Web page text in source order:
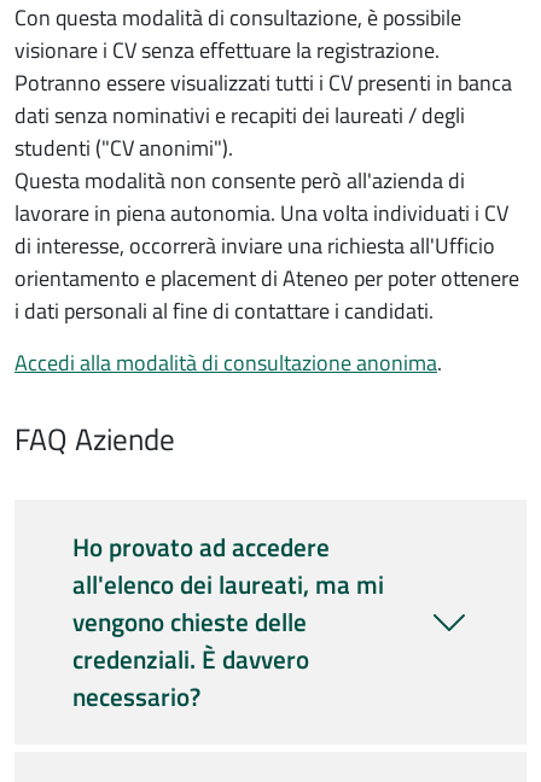
Con questa modalità di consultazione, è possibile
visionare i CV senza effettuare la registrazione.
Potranno essere visualizzati tutti i CV presenti in banca
dati senza nominativi e recapiti dei laureati / degli
studenti ("CV anonimi").
Questa modalità non consente però all'azienda di
lavorare in piena autonomia. Una volta individuati i CV
di interesse, occorrerà inviare una richiesta all'Ufficio
orientamento e placement di Ateneo per poter ottenere
i dati personali al fine di contattare i candidati.
Accedi alla modalità di consultazione anonima.
FAQ Aziende
Ho provato ad accedere
all'elenco dei laureati, ma mi
vengono chieste delle
credenziali. È davvero
necessario?